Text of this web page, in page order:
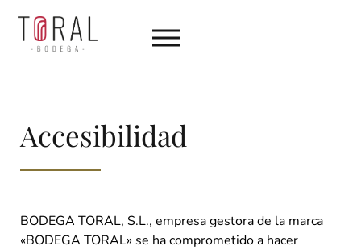
Accesibilidad
BODEGA TORAL, S.L., empresa gestora de la marca
«BODEGA TORAL» se ha comprometido a hacer